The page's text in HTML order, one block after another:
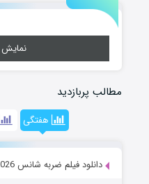
نمایش
مطالب پربازدید
هفتگی
دانلود فیلم ضربه شانس Lucky Strike 2026